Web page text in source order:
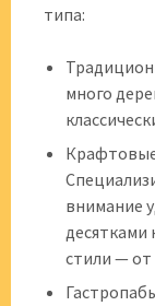
типа:
много
внимание
десятками
стили — от